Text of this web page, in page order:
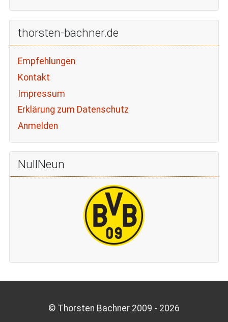
thorsten-bachner.de
Empfehlungen
Kontakt
Impressum
Erklärung zum Datenschutz
Anmelden
NullNeun
© Thorsten Bachner 2009 - 2026